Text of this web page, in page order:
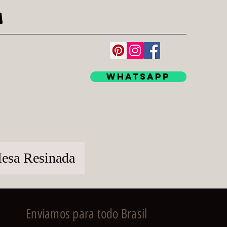
WhatsApp
Resinada
Enviamos para todo Brasil